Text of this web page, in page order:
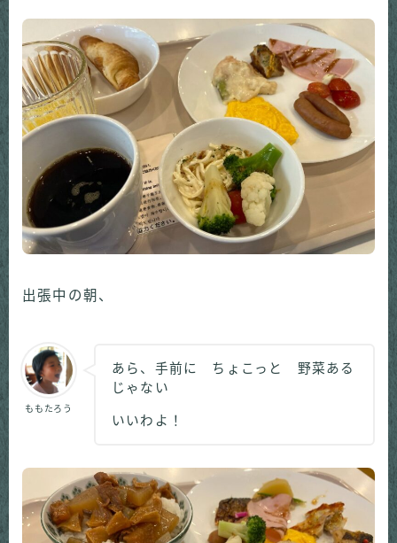
出張中の朝、
ももたろう
あら、手前に ちょこっと 野菜ある
じゃない
いいわよ！